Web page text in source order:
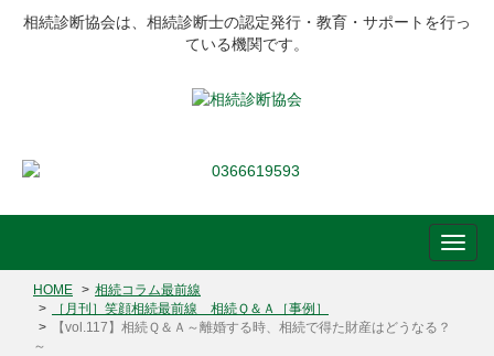
相続診断協会は、相続診断士の認定発行・教育・サポートを行っ
ている機関です。
HOME
相続コラム最前線
［月刊］笑顔相続最前線 相続Ｑ＆Ａ［事例］
【vol.117】相続Ｑ＆Ａ～離婚する時、相続で得た財産はどうなる？
～